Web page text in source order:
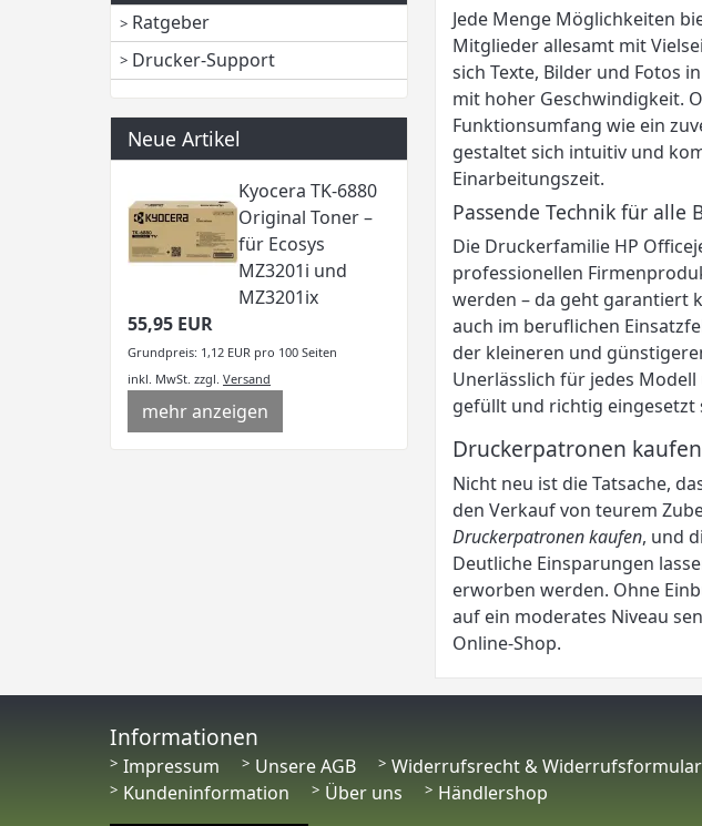
Ratgeber
Drucker-Support
Neue Artikel
Kyocera TK-6880
Original Toner –
für Ecosys
MZ3201i und
MZ3201ix
55,95 EUR
Grundpreis: 1,12 EUR pro 100 Seiten
inkl. MwSt. zzgl. Versand
mehr anzeigen
Jede Menge Möglichkeiten
Mitglieder allesamt mit
sich Texte, Bilder und Fotos
mit hoher Geschwindigkeit.
Funktionsumfang wie ein
gestaltet sich intuitiv und
Einarbeitungszeit.
Passende Technik für alle
Die Druckerfamilie HP
professionellen
werden – da geht garantiert
auch im beruflichen
der kleineren und
Unerlässlich für jedes
gefüllt und richtig eingesetzt
Druckerpatronen
Nicht neu ist die Tatsache,
den Verkauf von teurem
Druckerpatronen kaufen, und
Deutliche Einsparungen
erworben werden. Ohne
auf ein moderates Niveau
Online-Shop.
Informationen
Impressum Unsere AGB Widerrufsrecht & Widerrufsformular
Kundeninformation
Über uns Händlershop